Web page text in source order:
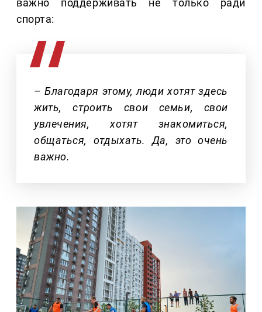
важно поддерживать не только ради
спорта:
– Благодаря этому, люди хотят здесь
жить, строить свои семьи, свои
увлечения, хотят знакомиться,
общаться, отдыхать. Да, это очень
важно.